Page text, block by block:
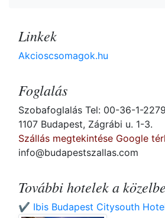
Linkek
Akcioscsomagok.hu
Foglalás
Szobafoglalás Tel: 00-36-1-
1107 Budapest, Zágrábi u. 1-3.
Szállás megtekintése Google
info@budapestszallas.com
További hotelek a
✔️ Ibis Budapest Citysouth